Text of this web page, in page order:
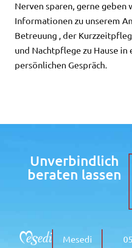
Nerven sparen, gerne geben
Informationen zu unserem
Betreuung , der
und Nachtpflege zu Hause in
persönlichen Gespräch.
Unverbindlich
beraten lassen
Mesedi